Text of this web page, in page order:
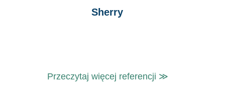
Sherry
Przeczytaj więcej referencji ≫